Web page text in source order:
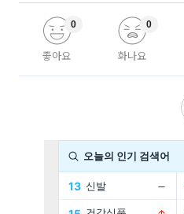
좋아요
0
화나요
0